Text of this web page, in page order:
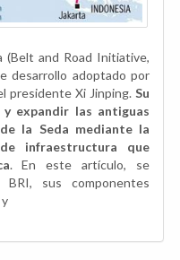
(Belt and Road Initiative,
desarrollo adoptado por
presidente Xi Jinping. Su
expandir las antiguas
la Seda mediante la
infraestructura que
. En este artículo, se
sus componentes